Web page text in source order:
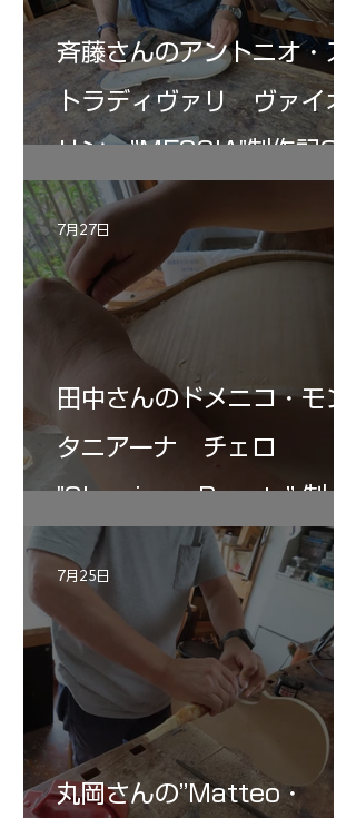
斉藤さんのアントニオ・ス
トラディヴァリ ヴァイオ
リン ”MESSIA"制作記33
田中さんのドメニコ・モン
タニアーナ チェロ
"Sleeping・Beauty” 制作
記 30
7月27日
丸岡さんの”Matteo・
7月25日